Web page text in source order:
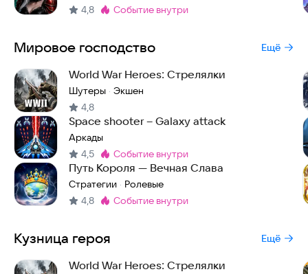
4,8 Метка:
событие внутри
Мировое господство Ещё
World War Heroes: Стрелялки
Шутеры · Экшен
4,8
Space shooter – Galaxy attack
Аркады
4,5 Метка:
событие внутри
Путь Короля — Вечная Слава
Стратегии · Ролевые
4,8 Метка:
событие внутри
Кузница героя Ещё
World War Heroes: Стрелялки